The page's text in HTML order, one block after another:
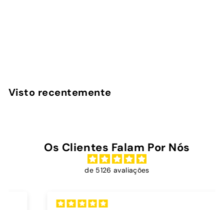
Visto recentemente
Os Clientes Falam Por Nós
de 5126 avaliações